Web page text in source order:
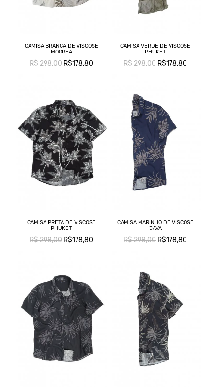
CAMISA BRANCA DE VISCOSE
MOOREA
R$ 298,00R$178,80
CAMISA VERDE DE VISCOSE
PHUKET
R$ 298,00R$178,80
CAMISA PRETA DE VISCOSE
PHUKET
R$ 298,00R$178,80
CAMISA MARINHO DE VISCOSE
JAVA
R$ 298,00R$178,80